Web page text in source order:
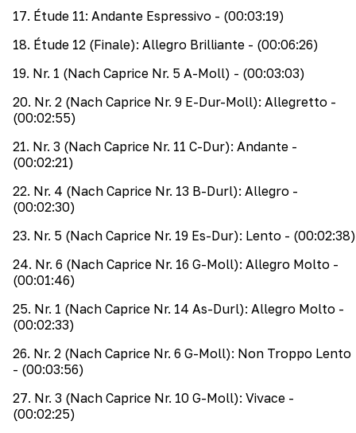
17. Étude 11: Andante Espressivo - (00:03:19)
18. Étude 12 (Finale): Allegro Brilliante - (00:06:26)
19. Nr. 1 (Nach Caprice Nr. 5 A-Moll) - (00:03:03)
20. Nr. 2 (Nach Caprice Nr. 9 E-Dur-Moll): Allegretto -
(00:02:55)
21. Nr. 3 (Nach Caprice Nr. 11 C-Dur): Andante -
(00:02:21)
22. Nr. 4 (Nach Caprice Nr. 13 B-Durl): Allegro -
(00:02:30)
23. Nr. 5 (Nach Caprice Nr. 19 Es-Dur): Lento - (00:02:38)
24. Nr. 6 (Nach Caprice Nr. 16 G-Moll): Allegro Molto -
(00:01:46)
25. Nr. 1 (Nach Caprice Nr. 14 As-Durl): Allegro Molto -
(00:02:33)
26. Nr. 2 (Nach Caprice Nr. 6 G-Moll): Non Troppo Lento
- (00:03:56)
27. Nr. 3 (Nach Caprice Nr. 10 G-Moll): Vivace -
(00:02:25)